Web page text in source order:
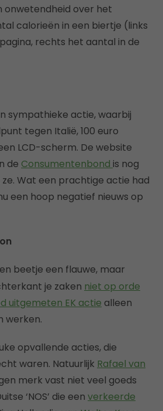
onwetendheid over het
calorieën in een biertje (links
rechts het aantal in de
sympathieke actie, waarbij
tegen Italië, 100 euro
LCD-scherm. De website
de Consumentenbond is nog
Wat een prachtige actie had
een hoop negatief nieuws op
beetje een flauwe, maar
je zaken niet op orde
uitgemeten EK actie alleen
werken.
opvallende acties, die
waren. Natuurlijk Rafael van
merk vast niet veel goeds
‘NOS’ die een verkeerde